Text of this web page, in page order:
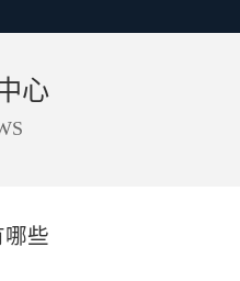
的图像，通过相机提取轮廓或者
设备进行切割。同时软件还支持
自动化处理。根据不同客户的不
丝花边切割、超大图形拼接切
心
哪些